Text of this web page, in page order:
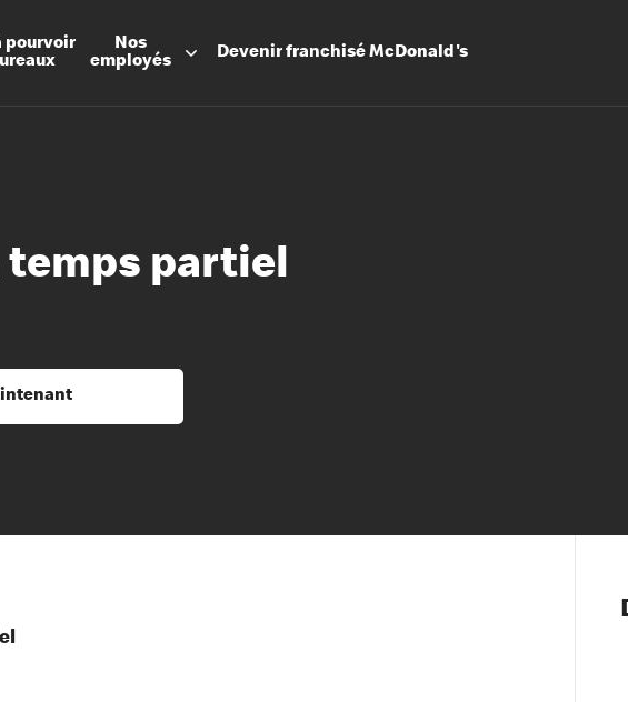
pourvoir
Nos
employés
DevenirfranchiséMcDonald's
Les
Notre
Nos
temps partiel